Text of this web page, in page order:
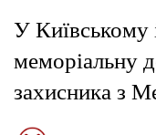
У Київському
меморіальну
захисника з